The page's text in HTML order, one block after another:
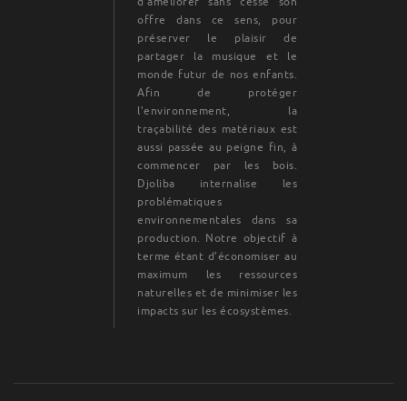
offre dans ce sens, pour
préserver le plaisir de
partager la musique et le
monde futur de nos enfants.
Afin de protéger
l’environnement, la
traçabilité des matériaux est
aussi passée au peigne fin, à
commencer par les bois.
Djoliba internalise les
problématiques
environnementales dans sa
production. Notre objectif à
terme étant d’économiser au
maximum les ressources
naturelles et de minimiser les
impacts sur les écosystèmes.